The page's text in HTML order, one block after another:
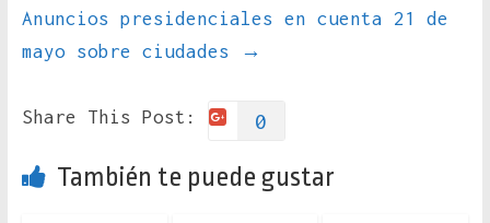
Anuncios presidenciales en cuenta 21 de
mayo sobre ciudades
→
Share This Post: 0
También te puede gustar